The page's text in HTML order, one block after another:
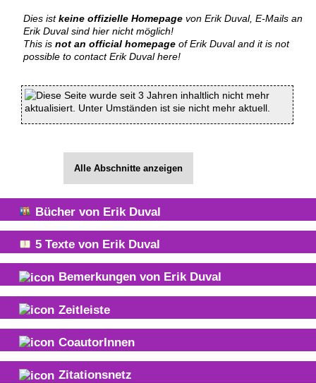
Dies istkeine offizielle Homepage von Erik Duval, E-Mails an
Erik Duval sind hier nicht möglich!
This is not an official homepage of Erik Duval and it is not
possible to contact Erik Duval here!
Diese Seite wurde seit 3 Jahren inhaltlich nicht mehr
aktualisiert. Unter Umständen ist sie nicht mehr aktuell.
Alle Abschnitte anzeigen
Bücher von Erik Duval
5Texte von Erik Duval
Bemerkungen von Erik Duval
Zeitleiste
CoautorInnen
Zitationsnetz